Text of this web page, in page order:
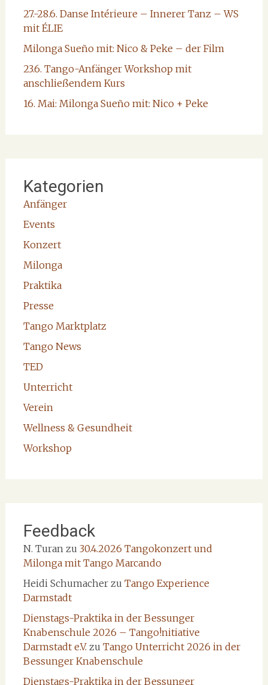
27.-28.6. Danse Intérieure – Innerer Tanz – WS
mit ÉLIE
Milonga Sueño mit: Nico & Peke – der Film
23.6. Tango-Anfänger Workshop mit
anschließendem Kurs
16. Mai: Milonga Sueño mit: Nico + Peke
Kategorien
Anfänger
Events
Konzert
Milonga
Praktika
Presse
Tango Marktplatz
Tango News
TED
Unterricht
Verein
Wellness & Gesundheit
Workshop
Feedback
N. Turan zu 30.4.2026 Tangokonzert und
Milonga mit Tango Marcando
Heidi Schumacherzu Tango Experience
Darmstadt
Dienstags-Praktika in der Bessunger
Knabenschule 2026 – Tango!nitiative
Darmstadt e.V.zu Tango Unterricht 2026 in der
Bessunger Knabenschule
Dienstags-Praktika in der Bessunger